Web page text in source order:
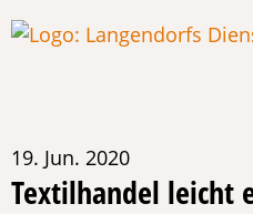
19. Jun. 2020
Textilhandel leicht